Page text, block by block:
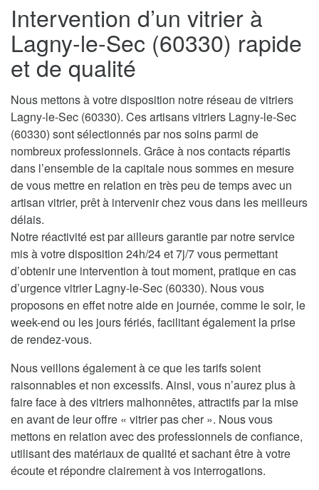
Intervention d’un vitrier à
Lagny-le-Sec (60330) rapide
et de qualité
Nous mettons à votre disposition notre réseau de vitriers
Lagny-le-Sec (60330). Ces artisans vitriers Lagny-le-Sec
(60330) sont sélectionnés par nos soins parmi de
nombreux professionnels. Grâce à nos contacts répartis
dans l’ensemble de la capitale nous sommes en mesure
de vous mettre en relation en très peu de temps avec un
artisan vitrier, prêt à intervenir chez vous dans les meilleurs
délais.
Notre réactivité est par ailleurs garantie par notre service
mis à votre disposition 24h/24 et 7j/7 vous permettant
d’obtenir une intervention à tout moment, pratique en cas
d’urgence vitrier Lagny-le-Sec (60330). Nous vous
proposons en effet notre aide en journée, comme le soir, le
week-end ou les jours fériés, facilitant également la prise
de rendez-vous.
Nous veillons également à ce que les tarifs soient
raisonnables et non excessifs. Ainsi, vous n’aurez plus à
faire face à des vitriers malhonnêtes, attractifs par la mise
en avant de leur offre « vitrier pas cher ». Nous vous
mettons en relation avec des professionnels de confiance,
utilisant des matériaux de qualité et sachant être à votre
écoute et répondre clairement à vos interrogations.